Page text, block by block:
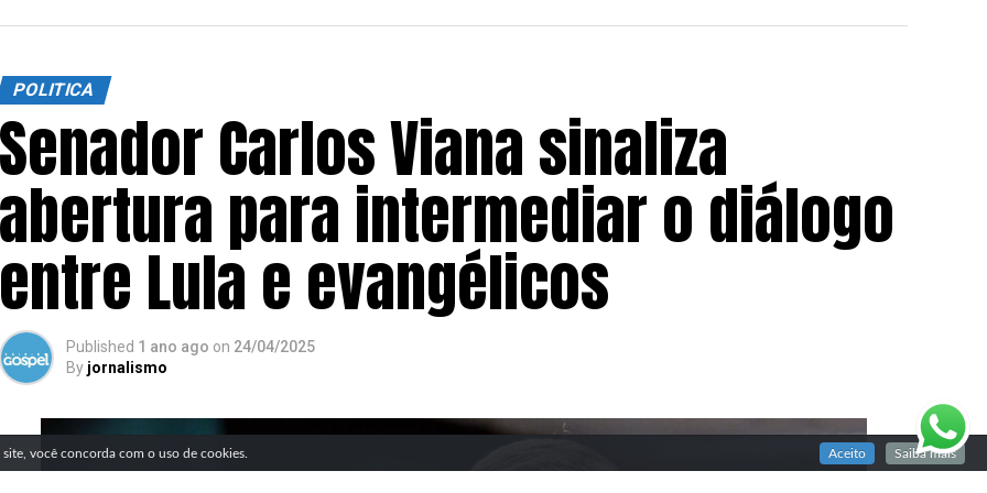
POLITICA
Senador Carlos Viana sinaliza
abertura para intermediar o diálogo
entre Lula e evangélicos
Published 1 ano ago on 24/04/2025
By jornalismo
você concorda com o uso de cookies. Aceito Saiba mais